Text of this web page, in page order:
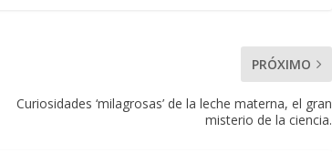
PRÓXIMO
Curiosidades ‘milagrosas’ de la leche materna, el gran
misterio de la ciencia.